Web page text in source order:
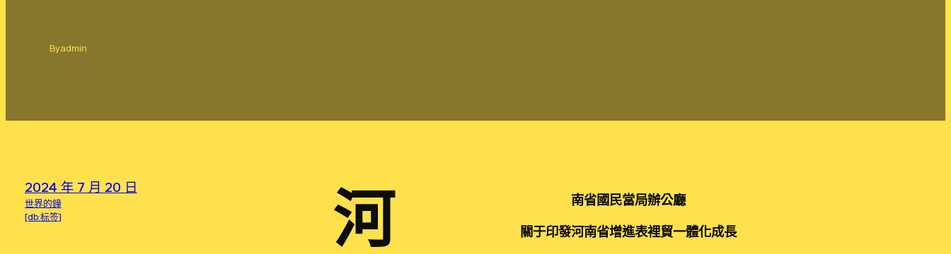
Byadmin
2024 年 7 月 20 日
世界的鐘
[db:标签]
河 南省國民當局辦公廳
關于印發河南省增進表裡貿一體化成長